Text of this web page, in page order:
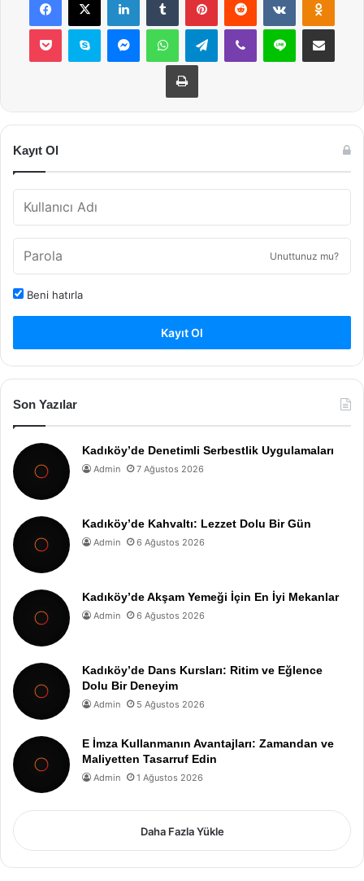
Pocket Skype MessengerWhatsAppTelegramViber Line E-Posta ile
Yazdır
Kayıt Ol
Unuttunuz mu?
Beni hatırla
Kayıt Ol
Son Yazılar
Kadıköy’de Denetimli Serbestlik Uygulamaları
Admin 7 Ağustos 2026
Kadıköy’de Kahvaltı: Lezzet Dolu Bir Gün
Admin 6 Ağustos 2026
Kadıköy’de Akşam Yemeği İçin En İyi Mekanlar
Admin 6 Ağustos 2026
Kadıköy’de Dans Kursları: Ritim ve Eğlence
Dolu Bir Deneyim
Admin 5 Ağustos 2026
E İmza Kullanmanın Avantajları: Zamandan ve
Maliyetten Tasarruf Edin
Admin 1 Ağustos 2026
Daha Fazla Yükle